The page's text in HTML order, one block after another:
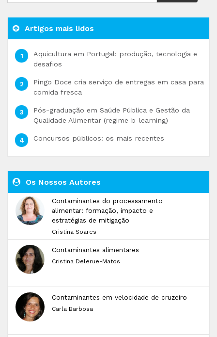
Artigos mais lidos
Aquicultura em Portugal: produção, tecnologia e
desafios
Pingo Doce cria serviço de entregas em casa para
comida fresca
Pós-graduação em Saúde Pública e Gestão da
Qualidade Alimentar (regime b-learning)
Concursos públicos: os mais recentes
Os Nossos Autores
Contaminantes do processamento
alimentar: formação, impacto e
estratégias de mitigação
Cristina Soares
Contaminantes alimentares
Cristina Delerue-Matos
Contaminantes em velocidade de cruzeiro
Carla Barbosa